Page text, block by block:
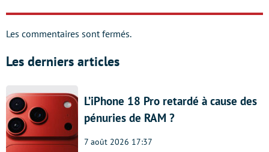
Les commentaires sont fermés.
Les derniers articles
L’iPhone 18 Pro retardé à cause des
pénuries de RAM ?
7 août 2026 17:37